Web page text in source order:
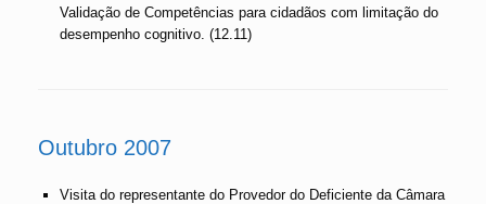
Validação de Competências para cidadãos com limitação do
desempenho cognitivo. (12.11)
Outubro 2007
Visita do representante do Provedor do Deficiente da Câmara